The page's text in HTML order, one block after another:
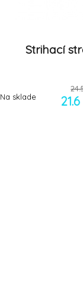
Strihací
Na sklade